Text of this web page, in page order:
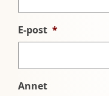
E-post *
Annet